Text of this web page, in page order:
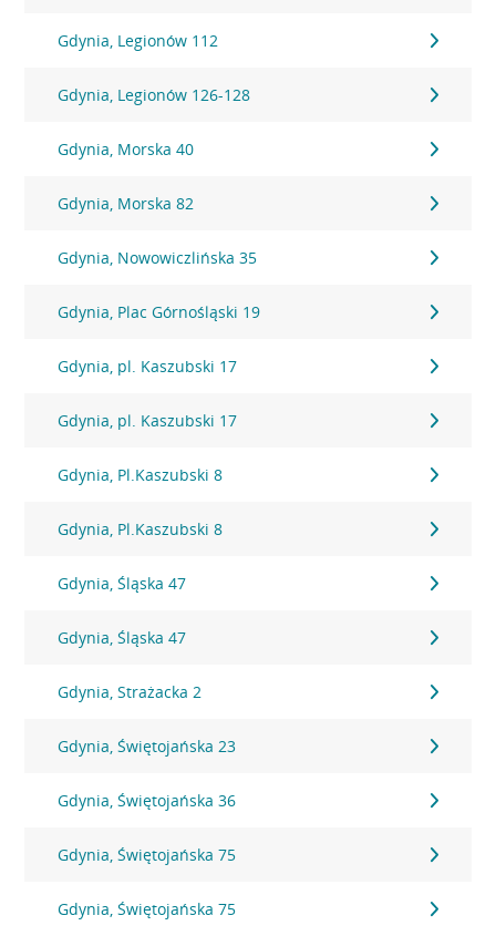
Gdynia, Legionów 112
Gdynia, Legionów 126-128
Gdynia, Morska 40
Gdynia, Morska 82
Gdynia, Nowowiczlińska 35
Gdynia, Plac Górnośląski 19
Gdynia, pl. Kaszubski 17
Gdynia, pl. Kaszubski 17
Gdynia, Pl.Kaszubski 8
Gdynia, Pl.Kaszubski 8
Gdynia, Śląska 47
Gdynia, Śląska 47
Gdynia, Strażacka 2
Gdynia, Świętojańska 23
Gdynia, Świętojańska 36
Gdynia, Świętojańska 75
Gdynia, Świętojańska 75